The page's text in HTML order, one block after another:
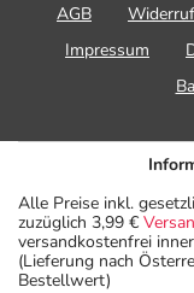
AGB
Impressum
Alle Preise inkl.
zuzüglich 3,99 €
versandkostenfrei
(Lieferung nach
Bestellwert)